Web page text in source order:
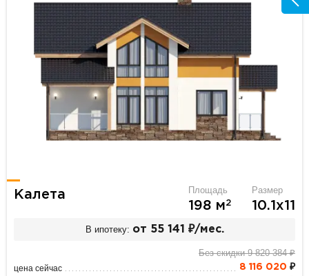
Калета Площадь
198 м2
Размер
10.1х11
В ипотеку: от 55 141 ₽/мес.
Без скидки 9 820 384 ₽
цена сейчас 8 116 020 ₽